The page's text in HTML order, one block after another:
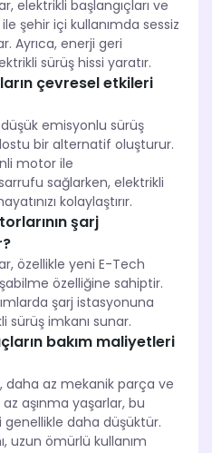
elektrikli başlangıçları ve
şehir içi kullanımda sessiz
Ayrıca, enerji geri
sürüş hissi yaratır.
çevresel etkileri
emisyonlu sürüş
bir alternatif oluşturur.
motor ile
sağlarken, elektrikli
kolaylaştırır.
şarj
özellikle yeni E-Tech
özelliğine sahiptir.
şarj istasyonuna
imkanı sunar.
bakım maliyetleri
az mekanik parça ve
aşınma yaşarlar, bu
daha düşüktür.
uzun ömürlü kullanım